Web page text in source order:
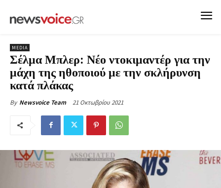
MEDIA
Σέλμα Μπλερ: Νέο ντοκιμαντέρ για την
μάχη της ηθοποιού με την σκλήρυνση
κατά πλάκας
By Newsvoice Team 21 Οκτωβρίου 2021